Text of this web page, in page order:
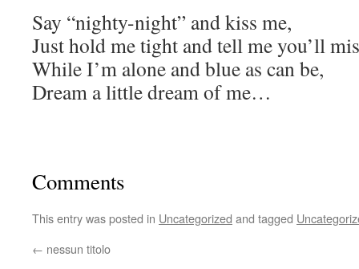
Say “nighty-night” and kiss me,
Just hold me tight and tell me you’ll
While I’m alone and blue as can be,
Dream a little dream of me…
Comments
This entry was posted in Uncategorized and tagged
← nessun titolo